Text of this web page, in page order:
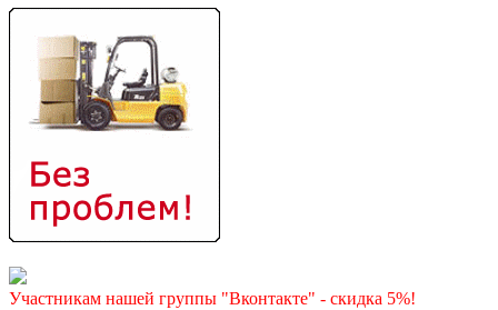
Участникам нашей группы "Вконтакте" - скидка 5%!